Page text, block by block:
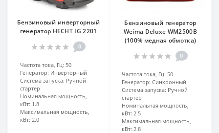
Бензиновый инверторный
генератор HECHT IG 2201
0
Частота тока, Гц: 50
Генератор: Инверторный
Система запуска: Ручной
стартер
Номинальная мощность,
кВт: 1.8
Максимальная мощность,
кВт: 2.0
Бензиновый генератор
Weima Deluxe WM2500B
(100% медная обмотка)
0
Частота тока, Гц: 50
Генератор: Синхронный
Система запуска: Ручной
стартер
Номинальная мощность,
кВт: 2.5
Максимальная мощность,
кВт: 2.8